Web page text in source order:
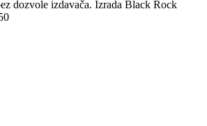
dozvole izdavača. Izrada Black Rock